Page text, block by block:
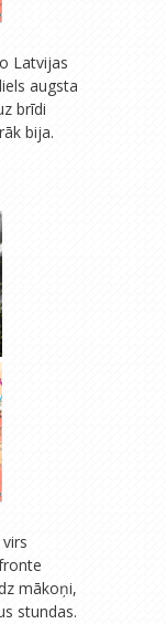
Latvijas
augsta
brīdi
bija.
mākoņi,
stundas.